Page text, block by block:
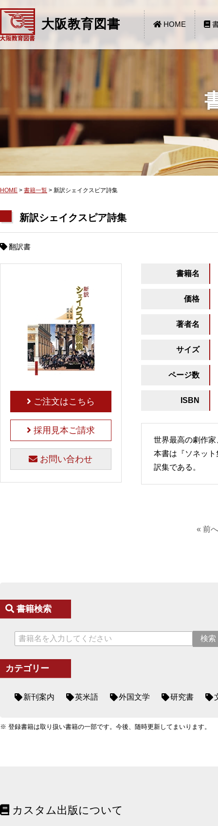
大阪教育図書 HOME
HOME > 書籍一覧 > 新訳シェイクスピア詩集
新訳シェイクスピア詩集
翻訳書
ご注文はこちら
採用見本ご請求
お問い合わせ
書籍名
価格
著者名
サイズ
ページ数
ISBN
世界最高の劇作
本書は『ソネッ
訳集である。
« 前へ
書籍検索
カテゴリー
新刊案内 英米語 外国文学 研究書
※ 登録書籍は取り扱い書籍の一部です。今後、随時更新してまいります。
カスタム出版について